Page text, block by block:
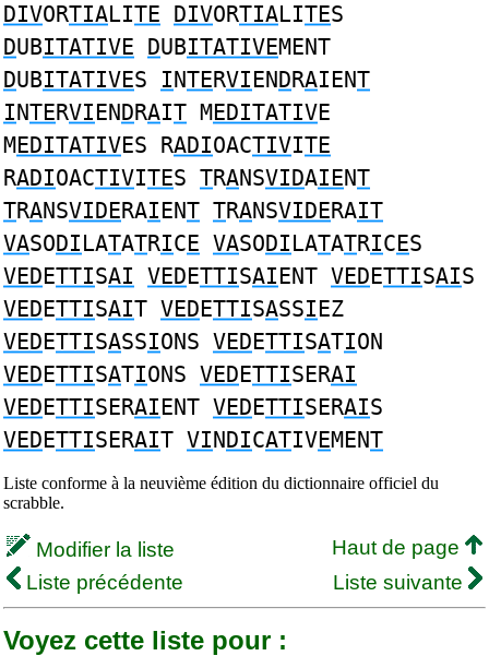
DIVORTIALITE DIVORTIALITES
DUBITATIVE DUBITATIVEMENT
DUBITATIVES INTERVIENDRAIENT
INTERVIENDRAIT MEDITATIVE
MEDITATIVES RADIOACTIVITE
RADIOACTIVITES TRANSVIDAIENT
TRANSVIDERAIENT TRANSVIDERAIT
VASODILATATRICE VASODILATATRICES
VEDETTISAI VEDETTISAIENT VEDETTISAIS
VEDETTISAIT VEDETTISASSIEZ
VEDETTISASSIONS VEDETTISATION
VEDETTISATIONS VEDETTISERAI
VEDETTISERAIENT VEDETTISERAIS
VEDETTISERAIT VINDICATIVEMENT
Liste conforme à la neuvième édition du dictionnaire officiel du
scrabble.
Modifier la liste
Haut de page
Liste précédente
Liste suivante
Voyez cette liste pour :